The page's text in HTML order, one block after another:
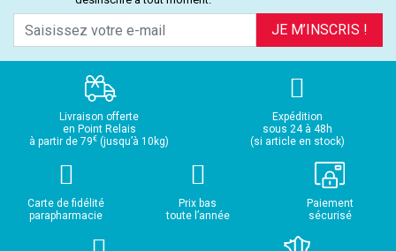
JE M’INSCRIS !
Livraison offerte
en Point Relais
à partir de 79€ (jusqu’à 10kg)
Expédition
sous 24 à 48h
(si article en stock)
Carte de fidélité
parapharmacie
Prix bas
toute l’année
Paiement
sécurisé